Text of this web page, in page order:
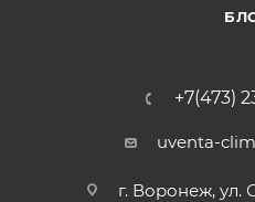
+7(473)
uventa-
г. Воронеж, ул.